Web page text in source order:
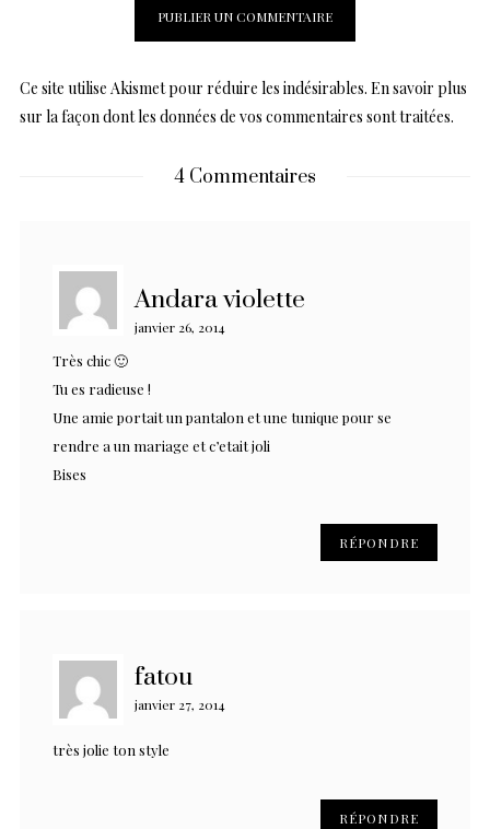
Ce site utilise Akismet pour réduire les indésirables. En savoir plus
sur la façon dont les données de vos commentaires sont traitées.
4 Commentaires
Andara violette
janvier 26, 2014
Très chic 🙂
Tu es radieuse !
Une amie portait un pantalon et une tunique pour se
rendre a un mariage et c’etait joli
Bises
RÉPONDRE
fatou
janvier 27, 2014
très jolie ton style
RÉPONDRE